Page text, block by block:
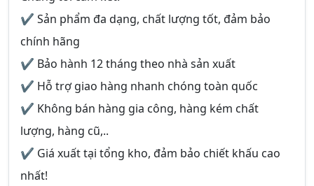
✔ Sản phẩm đa dạng, chất lượng tốt, đảm bảo
chính hãng
✔ Bảo hành 12 tháng theo nhà sản xuất
✔ Hỗ trợ giao hàng nhanh chóng toàn quốc
✔ Không bán hàng gia công, hàng kém chất
lượng, hàng cũ,..
✔ Giá xuất tại tổng kho, đảm bảo chiết khấu cao
nhất!